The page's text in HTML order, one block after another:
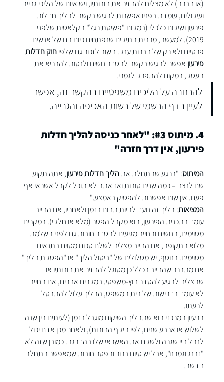
(או חברה) לא מצליח להחזיר את חובותיו, ויש איום של הליכי גבייה
ועיקולים, עומדת בפניו אפשרות להגיש בקשה להליך חדלות
פירעון ושיקום כלכלי (במקום "פשיטת רגל" הקלאסית שלפני
2019). למעשה, מרבית התיקים שנפתחים כיום הם של אנשים
פרטיים ולא רק של חברות ענק. חשוב לזכור גם שלפי חוק חדלות
פירעון אפשר להגיש בקשה להסדר נושים ולנסות להבריא את
העסק, במקום להתפרק לגמרי.
להרחבה על הליכים משפטיים בהקשר זה, אפשר
לעיין בדף הרשמי של רשות האכיפה והגבייה.
4. מיתוס #3: "לאחר כניסה להליך חדלות
פירעון, אין דרך חזרה"
המיתוס: "ברגע שהתחלת את הליך חדלות פירעון, אתה תקוע
שם לנצח – כמה שנים טובות ואז אתה לא תוכל לקבל אשראי אף
פעם. אין שום אפשרות להפסיק באמצע."
המציאות: הליך זה נועד להיות תחום בזמן ולאחריו, אם החייב
עומד בתכנית הפירעון, הוא מקבל הפטר (מלא או חלקי). במקרים
מסוימים, הנושים והחייב מגיעים להסדר חובות גם לפני השלמת
מלוא התקופה, אם החייב מצליח לשלם סכום מסוים בתנאים
מסוימים. בנוסף, יש מסלולים של "ביטול הליך" או "הפסקת הליך"
אם מתברר שהחייב בכלל כן מסוגל להחזיר את חובותיו או
שהצליח להגיע להסדר חוץ-משפטי. במקרים אחרים, אם החייב
לא עומד בדרישות של בית המשפט, ההליך עלול להתבטל
לרעתו.
הרעיון המרכזי הוא שתהליך השיקום מוגבל בזמן (לעיתים בין שנה
לשלוש או ארבע שנים, לפי היקף החובות), ולאחר מכן אדם יכול
לנהל חיי שגרה ולשקם את האשראי שלו בהדרגה. כמובן שזה לא
"זבנג וגמרנו", אבל יש סיום ברור והפטר חובות שמאפשר התחלה
חדשה.